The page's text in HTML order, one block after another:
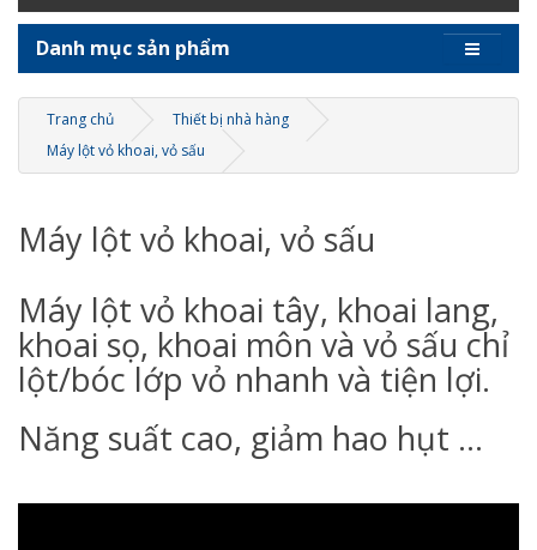
Danh mục sản phẩm
Trang chủ
Thiết bị nhà hàng
Máy lột vỏ khoai, vỏ sấu
Máy lột vỏ khoai, vỏ sấu
Máy lột vỏ khoai tây, khoai lang,
khoai sọ, khoai môn và vỏ sấu chỉ
lột/bóc lớp vỏ nhanh và tiện lợi.
Năng suất cao, giảm hao hụt ...